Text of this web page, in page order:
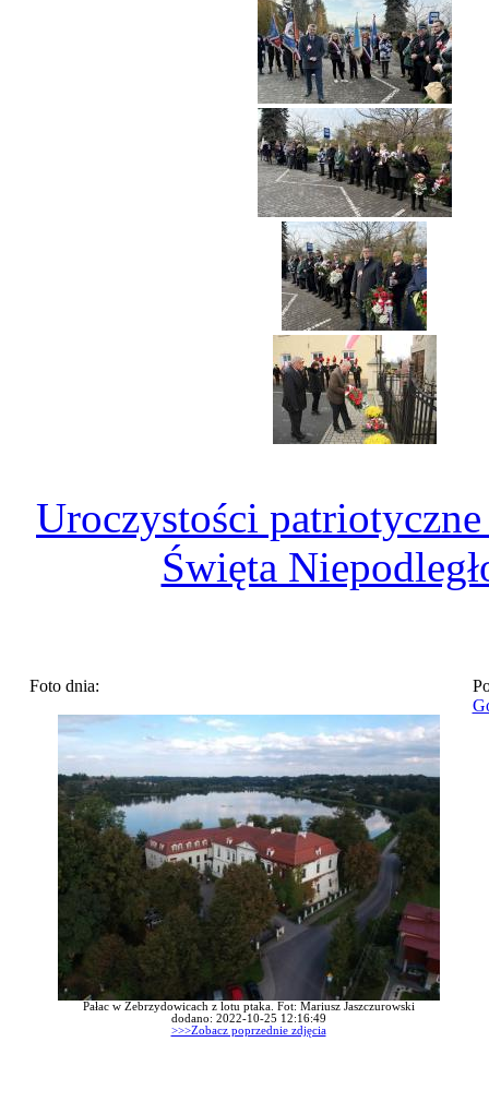
Uroczystości
Święta
Foto dnia:
Pałac w Zebrzydowicach z lotu ptaka. Fot: Mariusz Jaszczurowski
dodano: 2022-10-25 12:16:49
>>>Zobacz poprzednie zdjęcia